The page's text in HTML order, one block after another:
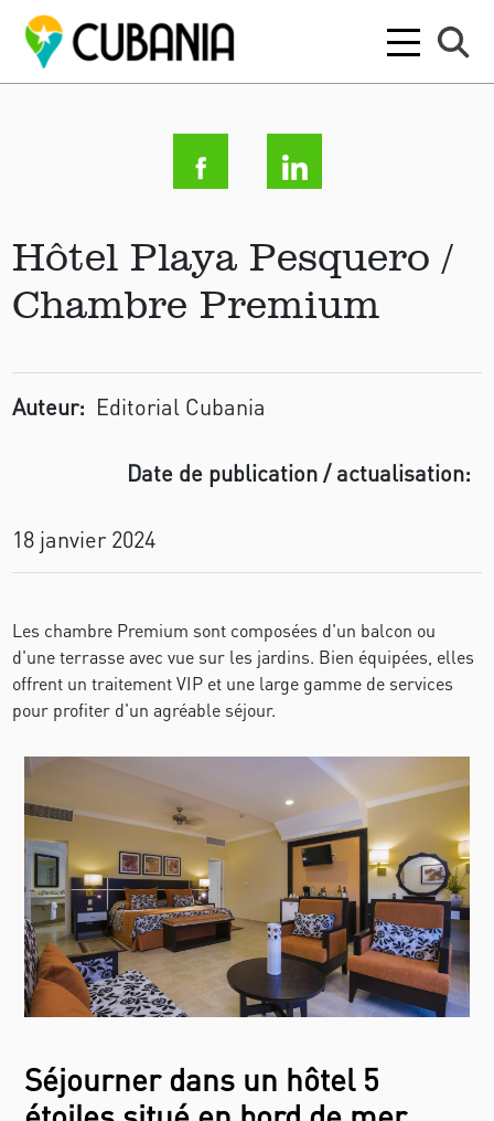
Hôtel Playa Pesquero /
Chambre Premium
Auteur: Editorial Cubania
Date de publication / actualisation:
18 janvier 2024
Les chambre Premium sont composées d'un balcon ou
d'une terrasse avec vue sur les jardins. Bien équipées, elles
offrent un traitement VIP et une large gamme de services
pour profiter d'un agréable séjour.
Séjourner dans un hôtel 5